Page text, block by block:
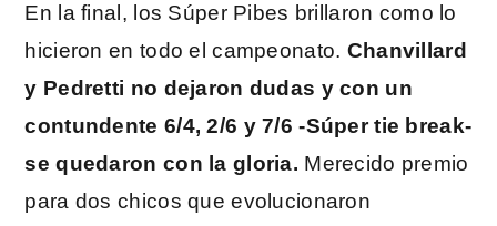
En la final, los Súper Pibes brillaron como lo
hicieron en todo el campeonato. Chanvillard
y Pedretti no dejaron dudas y con un
contundente 6/4, 2/6 y 7/6 -Súper tie break-
se quedaron con la gloria. Merecido premio
para dos chicos que evolucionaron